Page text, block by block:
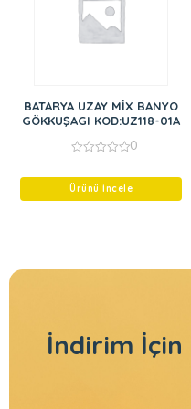
BATARYA UZAY MİX BANYO
GÖKKUŞAGI KOD:UZ118-01A
of
0
Ürünü İncele
İndirim İçin